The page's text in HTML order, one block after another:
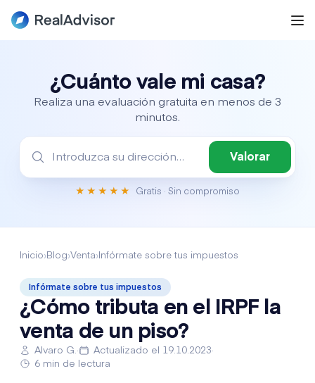
¿Cuánto vale mi casa?
Realiza una evaluación gratuita en menos de 3
minutos.
Valorar
★★★★★ Gratis · Sin compromiso
Inicio› Blog›Venta› Infórmate sobre tus impuestos
Infórmate sobre tus impuestos
¿Cómo tributa en el IRPF la
venta de un piso?
Alvaro G.· Actualizado el 19.10.2023·
6 min de lectura